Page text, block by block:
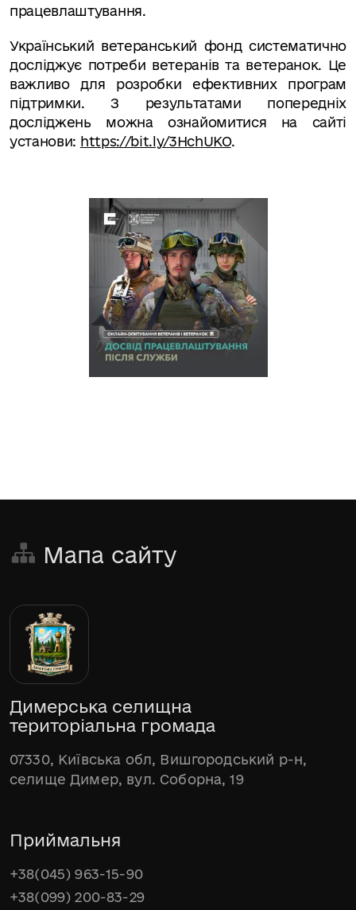
працевлаштування.
Український ветеранський фонд систематично
досліджує потреби ветеранів та ветеранок. Це
важливо для розробки ефективних програм
підтримки. З результатами попередніх
досліджень можна ознайомитися на сайті
установи: https://bit.ly/3HchUKO.
Мапа сайту
Димерська селищна
територіальна громада
07330, Київська обл, Вишгородський р-н,
селище Димер, вул. Соборна, 19
Приймальня
+38(045) 963-15-90
+38(099) 200-83-29